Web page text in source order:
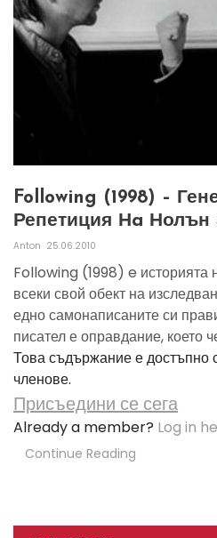
Following (1998) –
Репетиция Нa Нолън
Anton 25.06.2010
Following (1998) e историята
всеки свой обект на
едно самонаписаните си
писател е оправдание, което
Това съдържание е достъпно
членове.
Присъедини се сега
Already a member? Log in
Continue Reading